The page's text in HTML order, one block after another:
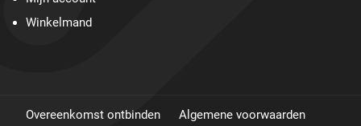
Winkelmand
Overeenkomst ontbinden Algemene voorwaarden